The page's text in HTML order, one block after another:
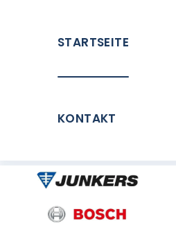
STARTSEITE
KONTAKT